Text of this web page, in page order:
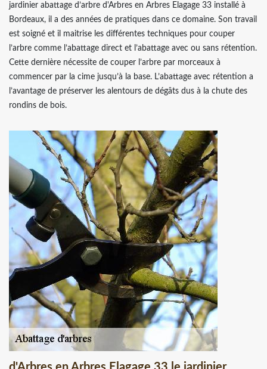
jardinier abattage d’arbre d'Arbres en Arbres Elagage 33 installé à
Bordeaux, il a des années de pratiques dans ce domaine. Son travail
est soigné et il maitrise les différentes techniques pour couper
l’arbre comme l’abattage direct et l’abattage avec ou sans rétention.
Cette dernière nécessite de couper l’arbre par morceaux à
commencer par la cime jusqu’à la base. L’abattage avec rétention a
l’avantage de préserver les alentours de dégâts dus à la chute des
rondins de bois.